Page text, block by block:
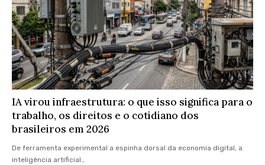
IA virou infraestrutura: o que isso significa para o
trabalho, os direitos e o cotidiano dos
brasileiros em 2026
De ferramenta experimental a espinha dorsal da economia digital, a
inteligência artificial…